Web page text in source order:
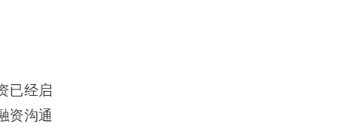
已经启
资沟通